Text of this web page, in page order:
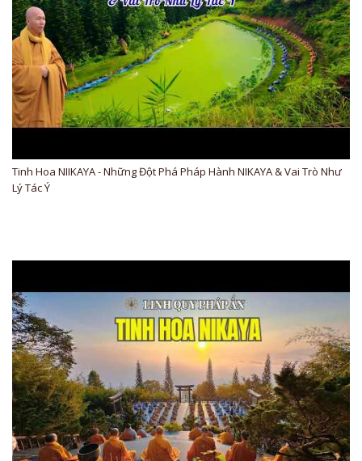
Tinh Hoa NIIKAYA - Những Đột Phá Pháp Hành NIKAYA & Vai Trò Như
Lý Tác Ý